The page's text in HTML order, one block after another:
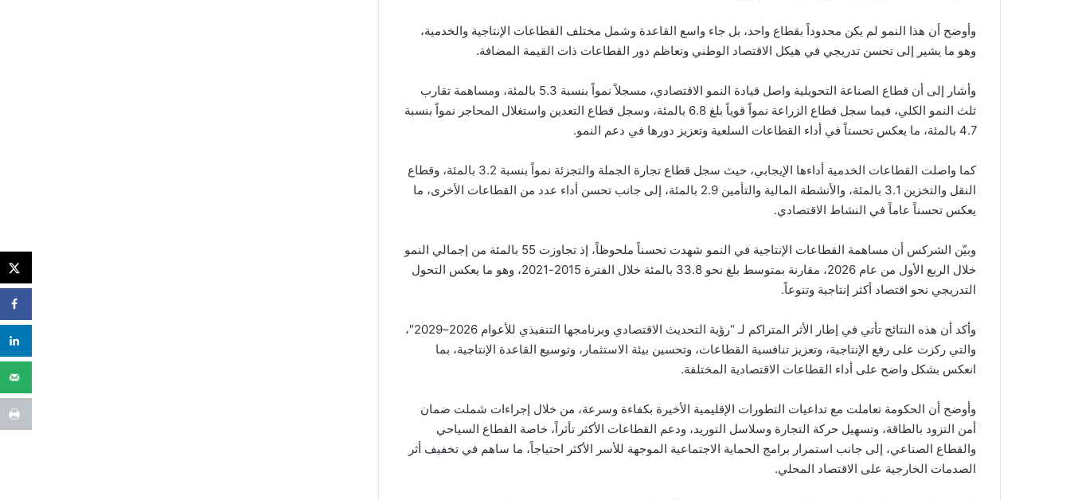
وأوضح أن هذا النمو لم يكن محدوداً بقطاع واحد، بل جاء واسع القاعدة وشمل مختلف القطاعات الإنتاجية والخدمية،
وهو ما يشير إلى تحسن تدريجي في هيكل الاقتصاد الوطني وتعاظم دور القطاعات ذات القيمة المضافة.
وأشار إلى أن قطاع الصناعة التحويلية واصل قيادة النمو الاقتصادي، مسجلاً نمواً بنسبة 5.3 بالمئة، ومساهمة تقارب
ثلث النمو الكلي، فيما سجل قطاع الزراعة نمواً قوياً بلغ 6.8 بالمئة، وسجل قطاع التعدين واستغلال المحاجر نمواً بنسبة
4.7 بالمئة، ما يعكس تحسناً في أداء القطاعات السلعية وتعزيز دورها في دعم النمو.
كما واصلت القطاعات الخدمية أداءها الإيجابي، حيث سجل قطاع تجارة الجملة والتجزئة نمواً بنسبة 3.2 بالمئة، وقطاع
النقل والتخزين 3.1 بالمئة، والأنشطة المالية والتأمين 2.9 بالمئة، إلى جانب تحسن أداء عدد من القطاعات الأخرى، ما
يعكس تحسناً عاماً في النشاط الاقتصادي.
وبيّن الشركس أن مساهمة القطاعات الإنتاجية في النمو شهدت تحسناً ملحوظاً، إذ تجاوزت 55 بالمئة من إجمالي النمو
خلال الربع الأول من عام 2026، مقارنة بمتوسط بلغ نحو 33.8 بالمئة خلال الفترة 2015-2021، وهو ما يعكس التحول
التدريجي نحو اقتصاد أكثر إنتاجية وتنوعاً.
وأكد أن هذه النتائج تأتي في إطار الأثر المتراكم لـ “رؤية التحديث الاقتصادي وبرنامجها التنفيذي للأعوام 2026–2029″،
والتي ركزت على رفع الإنتاجية، وتعزيز تنافسية القطاعات، وتحسين بيئة الاستثمار، وتوسيع القاعدة الإنتاجية، بما
انعكس بشكل واضح على أداء القطاعات الاقتصادية المختلفة.
وأوضح أن الحكومة تعاملت مع تداعيات التطورات الإقليمية الأخيرة بكفاءة وسرعة، من خلال إجراءات شملت ضمان
أمن التزود بالطاقة، وتسهيل حركة التجارة وسلاسل التوريد، ودعم القطاعات الأكثر تأثراً، خاصة القطاع السياحي
والقطاع الصناعي، إلى جانب استمرار برامج الحماية الاجتماعية الموجهة للأسر الأكثر احتياجاً، ما ساهم في تخفيف أثر
الصدمات الخارجية على الاقتصاد المحلي.